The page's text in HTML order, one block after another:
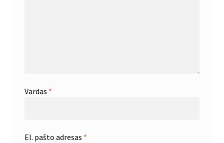
Vardas *
El. pašto adresas *